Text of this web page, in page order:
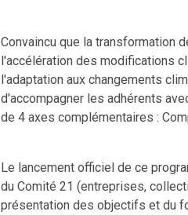
Convaincu que la transformation
l'accélération des modifications
l'adaptation aux changements
d'accompagner les adhérents
de 4 axes complémentaires :
Le lancement officiel de ce
du Comité 21 (entreprises,
présentation des objectifs et du